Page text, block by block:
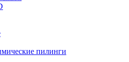
пилинги